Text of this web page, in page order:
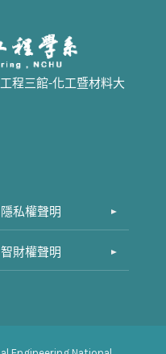
程三館-化工暨材料大
隱私權聲明
智財權聲明